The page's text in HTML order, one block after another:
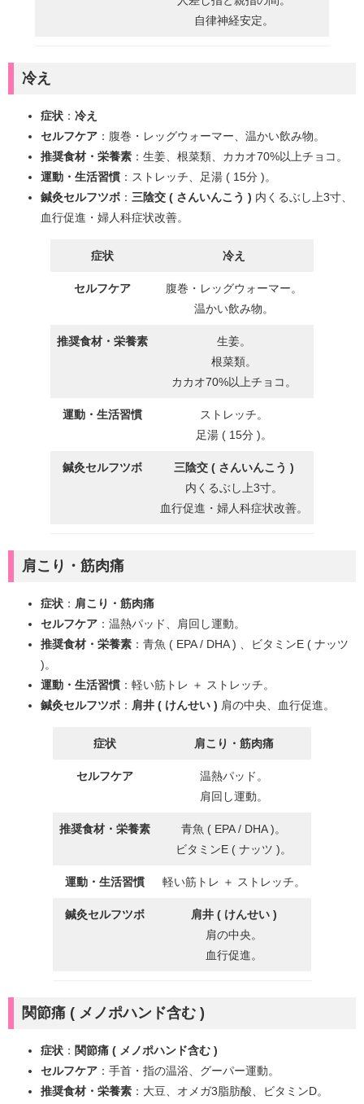
自律神経安定。
冷え
症状 ： 冷え
セルフケア ：腹巻・レッグウォーマー、温かい飲み物。
推奨食材・栄養素 ：生姜、根菜類、カカオ70%以上チョコ。
運動・生活習慣 ：ストレッチ、足湯 ( 15分 )。
鍼灸セルフツボ ： 三陰交 ( さんいんこう ) 内くるぶし上3寸、
血行促進・婦人科症状改善。
症状 冷え
セルフケア
腹巻・レッグウォーマー。
温かい飲み物。
推奨食材・栄養素
生姜。
根菜類。
カカオ70%以上チョコ。
運動・生活習慣
ストレッチ。
足湯 ( 15分 )。
鍼灸セルフツボ
三陰交 ( さんいんこう )
内くるぶし上3寸。
血行促進・婦人科症状改善。
肩こり・筋肉痛
症状 ： 肩こり・筋肉痛
セルフケア ：温熱パッド、肩回し運動。
推奨食材・栄養素 ：青魚 ( EPA / DHA ) 、ビタミンE ( ナッツ
)。
運動・生活習慣 ：軽い筋トレ ＋ ストレッチ。
鍼灸セルフツボ ： 肩井 ( けんせい ) 肩の中央、血行促進。
症状 肩こり・筋肉痛
セルフケア
温熱パッド。
肩回し運動。
推奨食材・栄養素
青魚 ( EPA / DHA )。
ビタミンE ( ナッツ )。
運動・生活習慣 軽い筋トレ ＋ ストレッチ。
鍼灸セルフツボ
肩井 ( けんせい )
肩の中央。
血行促進。
関節痛 ( メノポハンド含む )
症状 ： 関節痛 ( メノポハンド含む )
セルフケア ：手首・指の温浴、グーパー運動。
推奨食材・栄養素 ：大豆、オメガ3脂肪酸、ビタミンD。